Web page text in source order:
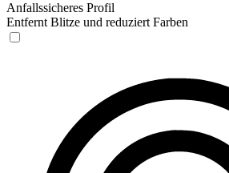
Anfallssicheres Profil
Entfernt Blitze und reduziert Farben